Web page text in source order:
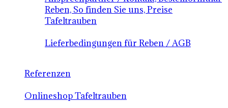
Reben, So finden Sie uns, Preise
Tafeltrauben
Lieferbedingungen für Reben / AGB
Referenzen
Onlineshop Tafeltrauben